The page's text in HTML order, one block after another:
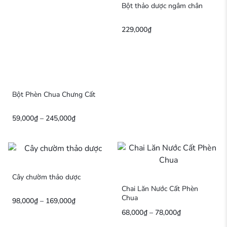
Bột Phèn Chua Chưng Cất
59,000₫ – 245,000₫
Bột thảo dược ngâm chân
229,000₫
Cây chườm thảo dược
98,000₫ – 169,000₫
Chai Lăn Nước Cất Phèn
Chua
68,000₫ – 78,000₫